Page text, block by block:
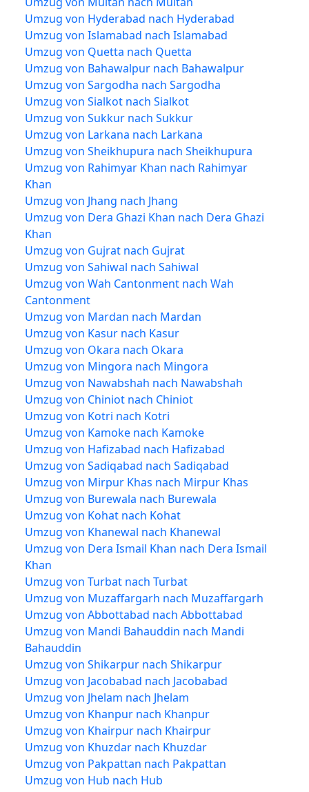
Umzug von Hyderabad nach Hyderabad
Umzug von Islamabad nach Islamabad
Umzug von Quetta nach Quetta
Umzug von Bahawalpur nach Bahawalpur
Umzug von Sargodha nach Sargodha
Umzug von Sialkot nach Sialkot
Umzug von Sukkur nach Sukkur
Umzug von Larkana nach Larkana
Umzug von Sheikhupura nach Sheikhupura
Umzug von Rahimyar Khan nach Rahimyar
Khan
Umzug von Jhang nach Jhang
Umzug von Dera Ghazi Khan nach Dera Ghazi
Khan
Umzug von Gujrat nach Gujrat
Umzug von Sahiwal nach Sahiwal
Umzug von Wah Cantonment nach Wah
Cantonment
Umzug von Mardan nach Mardan
Umzug von Kasur nach Kasur
Umzug von Okara nach Okara
Umzug von Mingora nach Mingora
Umzug von Nawabshah nach Nawabshah
Umzug von Chiniot nach Chiniot
Umzug von Kotri nach Kotri
Umzug von Kamoke nach Kamoke
Umzug von Hafizabad nach Hafizabad
Umzug von Sadiqabad nach Sadiqabad
Umzug von Mirpur Khas nach Mirpur Khas
Umzug von Burewala nach Burewala
Umzug von Kohat nach Kohat
Umzug von Khanewal nach Khanewal
Umzug von Dera Ismail Khan nach Dera Ismail
Khan
Umzug von Turbat nach Turbat
Umzug von Muzaffargarh nach Muzaffargarh
Umzug von Abbottabad nach Abbottabad
Umzug von Mandi Bahauddin nach Mandi
Bahauddin
Umzug von Shikarpur nach Shikarpur
Umzug von Jacobabad nach Jacobabad
Umzug von Jhelam nach Jhelam
Umzug von Khanpur nach Khanpur
Umzug von Khairpur nach Khairpur
Umzug von Khuzdar nach Khuzdar
Umzug von Pakpattan nach Pakpattan
Umzug von Hub nach Hub